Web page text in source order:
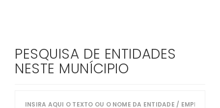
PESQUISA DE ENTIDADES
NESTE MUNÍCIPIO